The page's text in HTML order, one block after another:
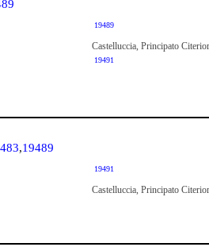
19489
Castelluccia, Principato
19491
,19489
19491
Castelluccia, Principato